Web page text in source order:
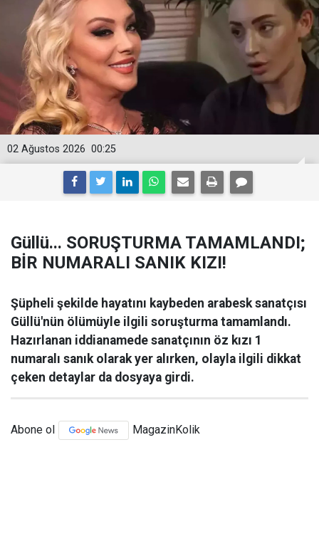
00:25
02 Ağustos 2026
Güllü... SORUŞTURMA TAMAMLANDI;
BİR NUMARALI SANIK KIZI!
Şüpheli şekilde hayatını kaybeden arabesk sanatçısı
Güllü'nün ölümüyle ilgili soruşturma tamamlandı.
Hazırlanan iddianamede sanatçının öz kızı 1
numaralı sanık olarak yer alırken, olayla ilgili dikkat
çeken detaylar da dosyaya girdi.
Abone ol MagazinKolik